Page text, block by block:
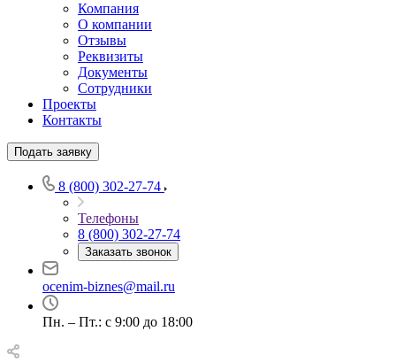
Компания
О компании
Отзывы
Реквизиты
Документы
Сотрудники
Проекты
Контакты
Подать заявку
8 (800) 302-27-74
Телефоны
8 (800) 302-27-74
Заказать звонок
ocenim-biznes@mail.ru
Пн. – Пт.: с 9:00 до 18:00
Выберите ваш город
Например: Усть-Лабинск
Абдулино
Азов